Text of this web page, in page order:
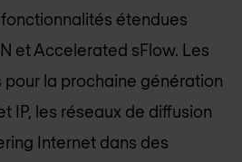
étendues
et Accelerated sFlow. Les
pour la prochaine génération
IP, les réseaux de diffusion
Internet dans des